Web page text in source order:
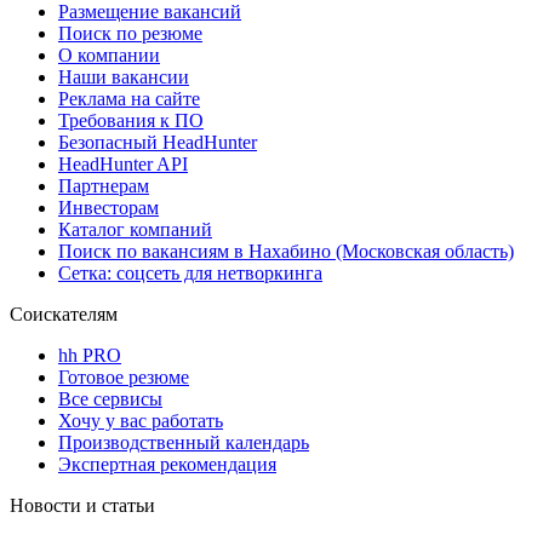
Размещение вакансий
Поиск по резюме
О компании
Наши вакансии
Реклама на сайте
Требования к ПО
Безопасный HeadHunter
HeadHunter API
Партнерам
Инвесторам
Каталог компаний
Поиск по вакансиям в Нахабино (Московская область)
Сетка: соцсеть для нетворкинга
Соискателям
hh PRO
Готовое резюме
Все сервисы
Хочу у вас работать
Производственный календарь
Экспертная рекомендация
Новости и статьи